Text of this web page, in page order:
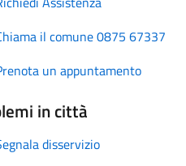
il comune 0875 67337
un appuntamento
in città
disservizio